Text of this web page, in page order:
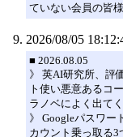
ていない会員の皆
2026/08/05
■ 2026.08.05
》 英AI研究所、評
ト使い悪意あるコ
ラノベによく出て
》 Googleパスワ
カウント乗っ取る3